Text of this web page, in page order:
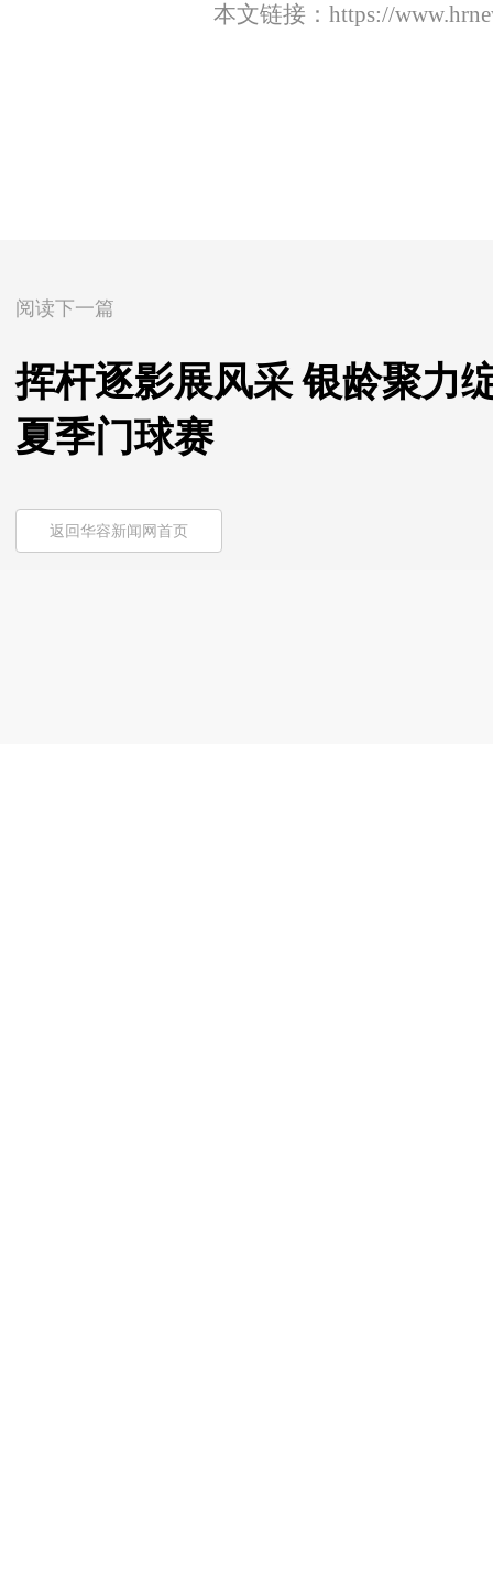
本文链接： https://
阅读下一篇
挥杆逐影展风采 银龄聚力
夏季门球赛
返回华容新闻网首页